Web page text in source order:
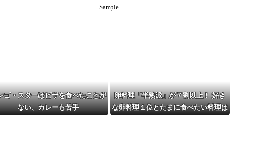
Sample
ゴ・スターはピザを食べたことが
ない、カレーも苦手
卵料理「半熟派」が７割以上！ 好き
な卵料理１位とたまに食べたい料理は